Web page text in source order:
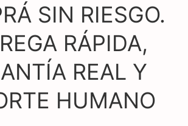
SIN RIESGO.
RÁPIDA,
REAL Y
HUMANO